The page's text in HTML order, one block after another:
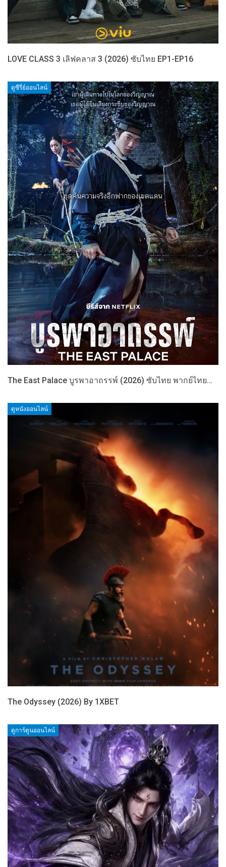
LOVE CLASS 3 เลิฟคลาส 3 (2026) ซับไทย EP1-EP16
ดูซีรี่ย์ออนไลน์
The East Palace บูรพาอาถรรพ์ (2026) ซับไทย พากย์ไทย…
ดูหนังออนไลน์
The Odyssey (2026) By 1XBET
ดูการ์ตูนออนไลน์